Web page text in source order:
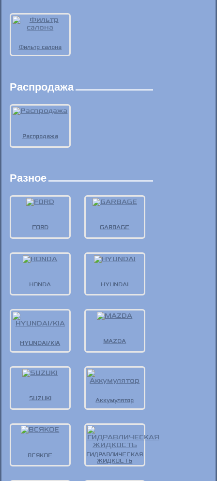
Фильтр салона
Распродажа
Распродажа
Разное
FORD GARBAGE
HONDA HYUNDAI
HYUNDAI/KIA MAZDA
SUZUKI Аккумулятор
ВСЯКОЕ
ГИДРАВЛИЧЕСКАЯ
ЖИДКОСТЬ